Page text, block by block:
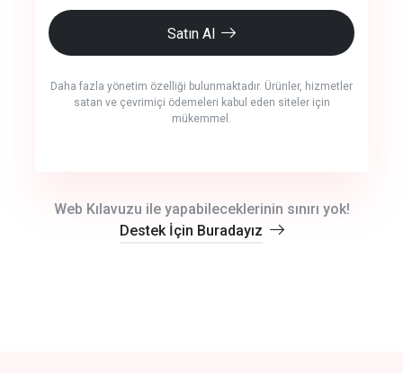
Satın Al
Daha fazla yönetim özelliği bulunmaktadır. Ürünler, hizmetler
satan ve çevrimiçi ödemeleri kabul eden siteler için
mükemmel.
Web Kılavuzu ile yapabileceklerinin sınırı yok!
Destek İçin Buradayız